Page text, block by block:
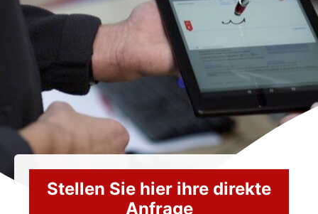
Stellen Sie hier ihre direkte
Anfrage